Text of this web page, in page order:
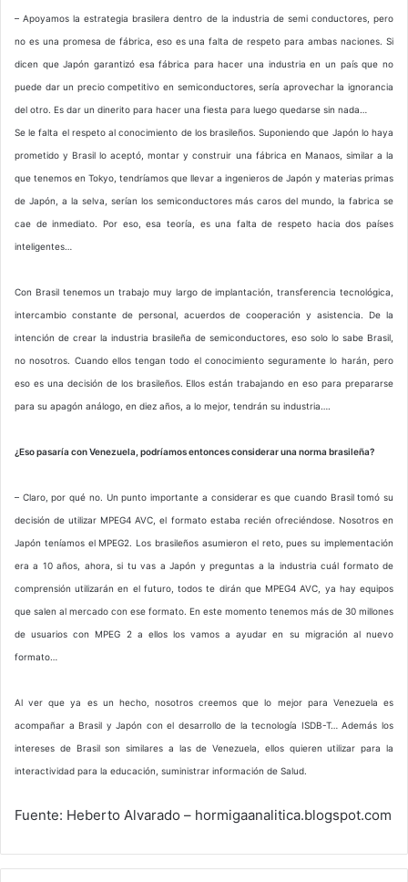
– Apoyamos la estrategia brasilera dentro de la industria de semi conductores, pero
no es una promesa de fábrica, eso es una falta de respeto para ambas naciones. Si
dicen que Japón garantizó esa fábrica para hacer una industria en un país que no
puede dar un precio competitivo en semiconductores, sería aprovechar la ignorancia
del otro. Es dar un dinerito para hacer una fiesta para luego quedarse sin nada…
Se le falta el respeto al conocimiento de los brasileños. Suponiendo que Japón lo haya
prometido y Brasil lo aceptó, montar y construir una fábrica en Manaos, similar a la
que tenemos en Tokyo, tendríamos que llevar a ingenieros de Japón y materias primas
de Japón, a la selva, serían los semiconductores más caros del mundo, la fabrica se
cae de inmediato. Por eso, esa teoría, es una falta de respeto hacia dos países
inteligentes…
Con Brasil tenemos un trabajo muy largo de implantación, transferencia tecnológica,
intercambio constante de personal, acuerdos de cooperación y asistencia. De la
intención de crear la industria brasileña de semiconductores, eso solo lo sabe Brasil,
no nosotros. Cuando ellos tengan todo el conocimiento seguramente lo harán, pero
eso es una decisión de los brasileños. Ellos están trabajando en eso para prepararse
para su apagón análogo, en diez años, a lo mejor, tendrán su industria….
¿Eso pasaría con Venezuela, podríamos entonces considerar una norma brasileña?
– Claro, por qué no. Un punto importante a considerar es que cuando Brasil tomó su
decisión de utilizar MPEG4 AVC, el formato estaba recién ofreciéndose. Nosotros en
Japón teníamos el MPEG2. Los brasileños asumieron el reto, pues su implementación
era a 10 años, ahora, si tu vas a Japón y preguntas a la industria cuál formato de
comprensión utilizarán en el futuro, todos te dirán que MPEG4 AVC, ya hay equipos
que salen al mercado con ese formato. En este momento tenemos más de 30 millones
de usuarios con MPEG 2 a ellos los vamos a ayudar en su migración al nuevo
formato…
Al ver que ya es un hecho, nosotros creemos que lo mejor para Venezuela es
acompañar a Brasil y Japón con el desarrollo de la tecnología ISDB-T… Además los
intereses de Brasil son similares a las de Venezuela, ellos quieren utilizar para la
interactividad para la educación, suministrar información de Salud.
Fuente: Heberto Alvarado – hormigaanalitica.blogspot.com